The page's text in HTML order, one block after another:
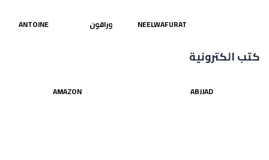
NEELWAFURAT وراقون ANTOINE
كتب الكترونية
ABJJAD
AMAZON